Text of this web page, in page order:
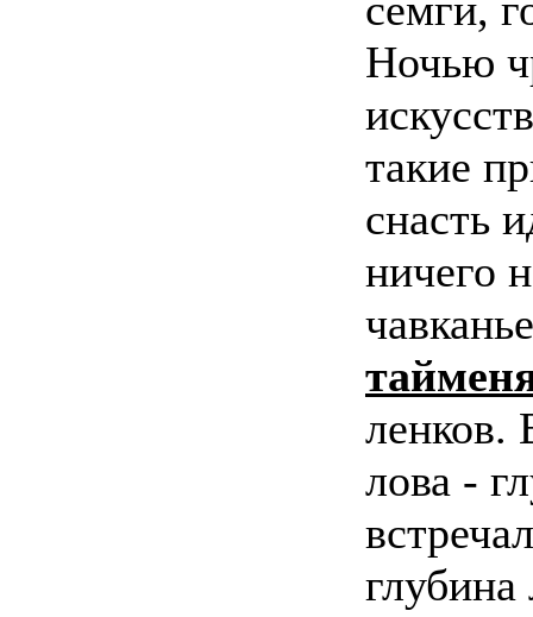
Ночью
такие
снасть
ничего
ленков.
лова -